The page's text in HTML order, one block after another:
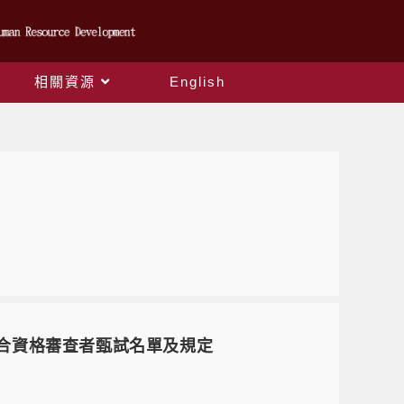
相關資源 English
資格審查者甄試名單及規定